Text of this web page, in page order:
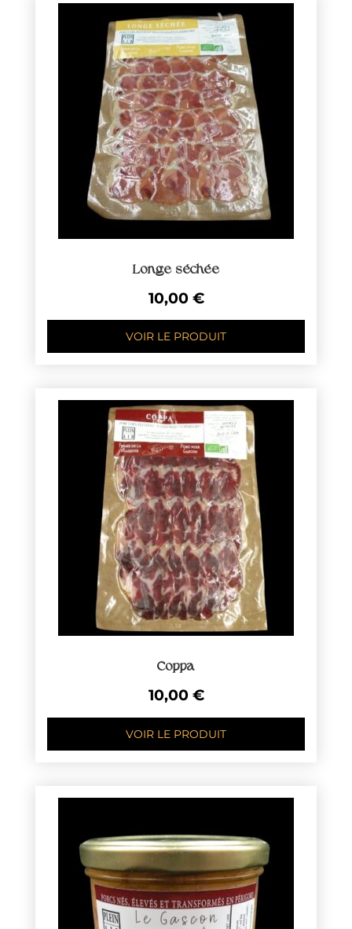
Longe séchée
10,00 €
VOIR LE PRODUIT
Coppa
10,00 €
VOIR LE PRODUIT